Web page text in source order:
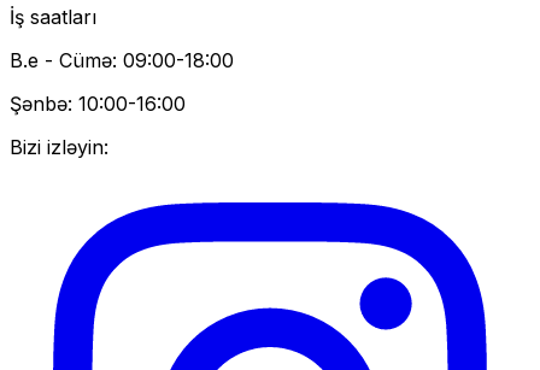
İş saatları
B.e - Cümə: 09:00-18:00
Şənbə: 10:00-16:00
Bizi izləyin: